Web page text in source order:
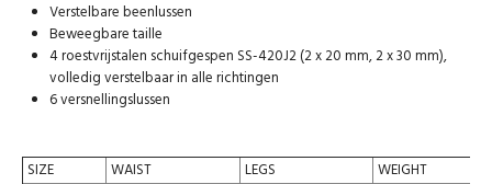
Verstelbare beenlussen
Beweegbare taille
4 roestvrijstalen schuifgespen SS-420J2 (2 x 20 mm, 2 x 30 mm),
volledig verstelbaar in alle richtingen
6 versnellingslussen
SIZE WAIST LEGS
WEIGHT